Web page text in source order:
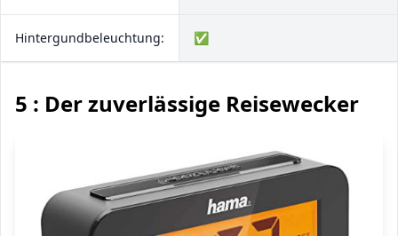
Hintergundbeleuchtung: ✅
5 : Der zuverlässige Reisewecker